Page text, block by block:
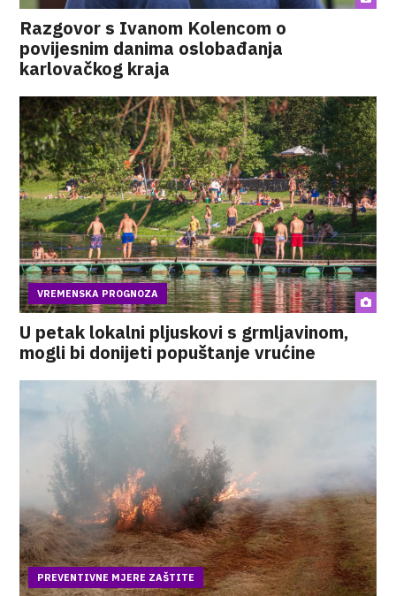
Razgovor s Ivanom Kolencom o
povijesnim danima oslobađanja
karlovačkog kraja
VREMENSKA PROGNOZA
U petak lokalni pljuskovi s grmljavinom,
mogli bi donijeti popuštanje vrućine
PREVENTIVNE MJERE ZAŠTITE